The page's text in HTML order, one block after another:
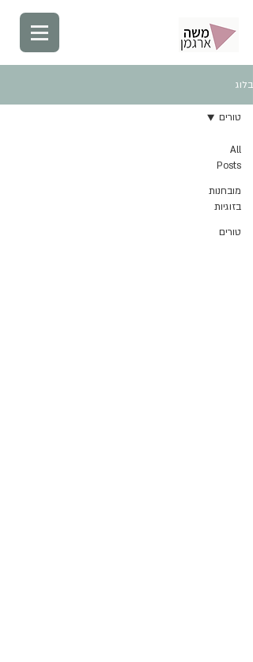
בלוג
All
Posts
מובחנות
בזוגיות
טורים
טורים